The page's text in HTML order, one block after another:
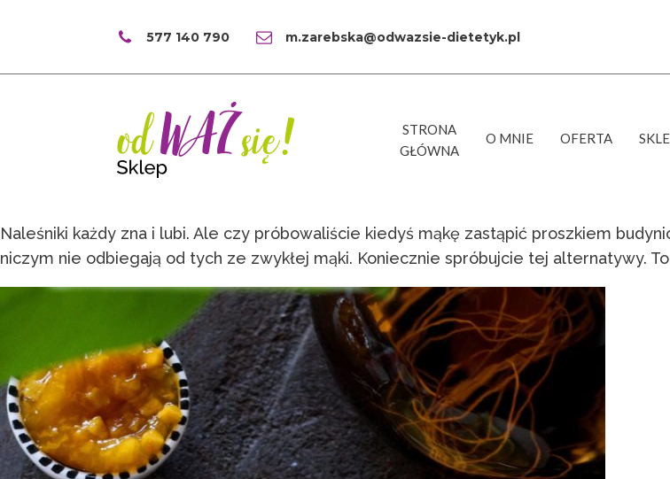
577 140 790 m.zarebska@odwazsie-dietetyk.pl
STRONA
GŁÓWNA
O MNIE OFERTA
Naleśniki każdy zna i lubi. Ale czy próbowaliście kiedyś mąkę zastąpić proszkiem
niczym nie odbiegają od tych ze zwykłej mąki. Koniecznie spróbujcie tej alternatywy.